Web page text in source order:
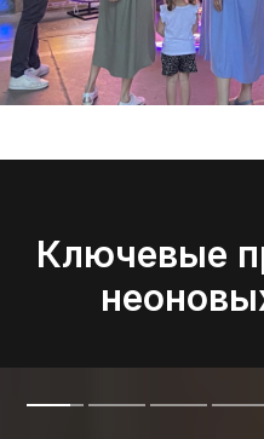
Ключевые